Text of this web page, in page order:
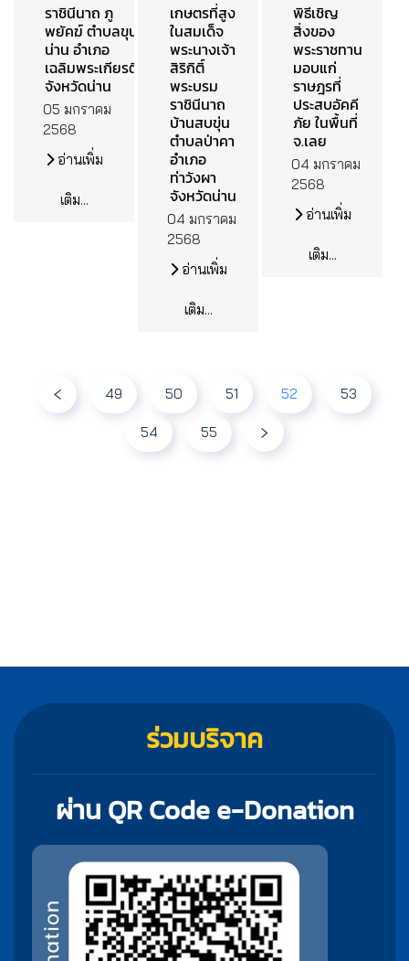
ราชินีนาถ ภู
พยัคฆ์ ตำบลขุน
น่าน อำเภอ
เฉลิมพระเกียรติ
จังหวัดน่าน
05 มกราคม
2568
อ่านเพิ่ม
เติม...
เกษตรที่สูง
ในสมเด็จ
พระนางเจ้า
สิริกิติ์
พระบรม
ราชินีนาถ
บ้านสบขุ่น
ตำบลป่าคา
อำเภอ
ท่าวังผา
จังหวัดน่าน
04 มกราคม
2568
อ่านเพิ่ม
เติม...
พิธีเชิญ
สิ่งของ
พระราชทาน
มอบแก่
ราษฎรที่
ประสบอัคคี
ภัย ในพื้นที่
จ.เลย
04 มกราคม
2568
อ่านเพิ่ม
เติม...
49 50 51 52 53
54 55
ร่วมบริจาค
ผ่าน QR Code e-Donation